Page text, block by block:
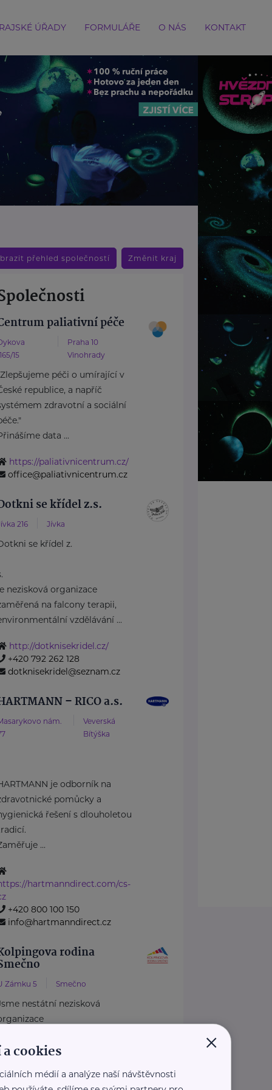
ÚŘADY FORMULÁŘE O NÁS KONTAKT
přehled společností Změnit kraj
paliativní péče
15
Praha 10
Vinohrady
péči o umírající v
republice, a napříč
zdravotní a sociální
data ...
https://paliativnicentrum.cz/
office@paliativnicentrum.cz
se křídel z.s.
216 Jívka
se křídel z.
nezisková organizace
na falcony terapii,
vzdělávání ...
http://dotknisekridel.cz/
+420 792 262 128
dotknisekridel@seznam.cz
– RICO a.s.
nám.
Veverská
Bítýška
je odborník na
pomůcky a
řešení s dlouholetou
...
hartmanndirect.com/cs-
+420 800 100 150
info@hartmanndirect.cz
rodina
Zámku 5 Smečno
nestátní nezisková
na podporu rodin, ...
×
cookies
médií a analýze naší návštěvnosti